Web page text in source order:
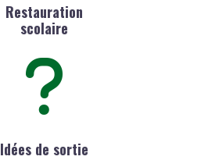
Restauration
scolaire
Idées de sortie